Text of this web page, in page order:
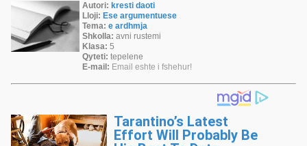
Autori: kresti daoti
Lloji: Ese argumentuese
Tema: e ardhmja
Shkolla: avni rustemi
Klasa: 5
Qyteti: tepelene
E-mail: Email eshte i fshehur!